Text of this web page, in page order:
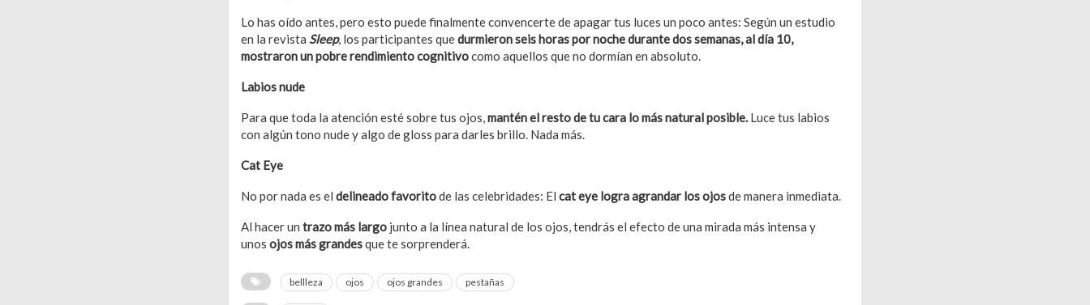
Lo has oído antes, pero esto puede finalmente convencerte de apagar tus luces un poco antes: Según un estudio
en la revista Sleep, los participantes quedurmieron seis horas por noche durante dos semanas, al día 10,
mostraron un pobre rendimiento cognitivocomo aquellos que no dormían en absoluto.
Labios nude
Para que toda la atención esté sobre tus ojos,mantén el resto de tu cara lo más natural posible. Luce tus labios
con algún tono nude y algo de gloss para darles brillo. Nada más.
Cat Eye
No por nada es el delineado favoritode las celebridades: El cat eye logra agrandar los ojosde manera inmediata.
Al hacer un trazo más largo junto a la línea natural de los ojos, tendrás el efecto de una mirada más intensa y
unos ojos más grandesque te sorprenderá.
bellleza ojos ojos grandes pestañas